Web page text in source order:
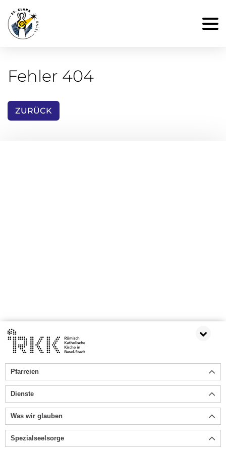
Fehler 404
ZURÜCK
Pfarreien
Dienste
Was wir glauben
Spezialseelsorge